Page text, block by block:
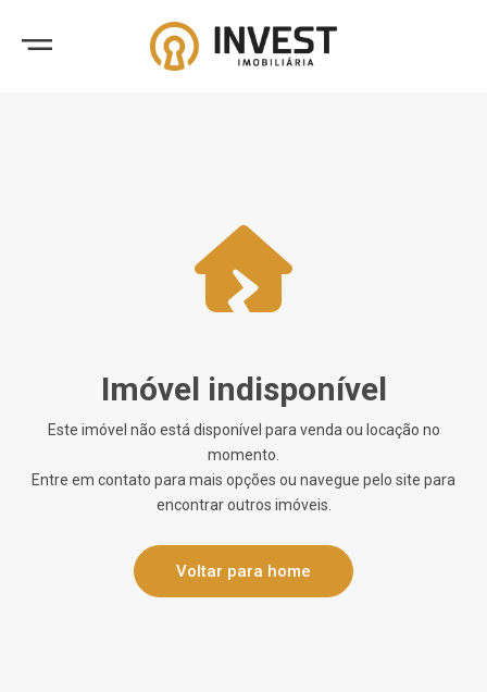
Imóvel indisponível
Este imóvel não está disponível para venda ou locação no
momento.
Entre em contato para mais opções ou navegue pelo site para
encontrar outros imóveis.
Voltar para home